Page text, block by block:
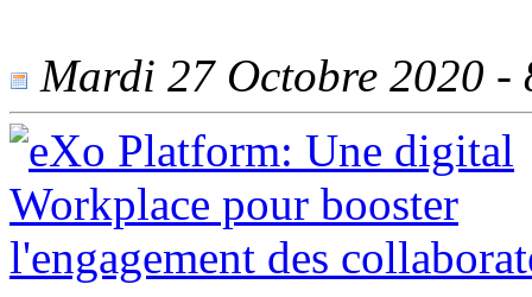
Mardi 27 Octobre 2020 -